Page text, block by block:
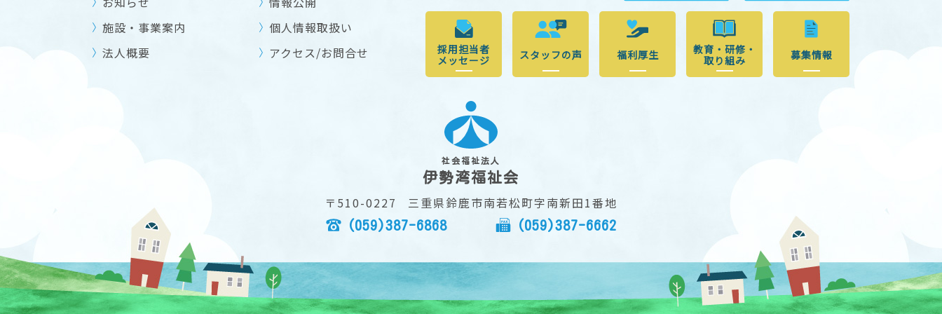
施設・事業案内
個人情報取扱い
法人概要
アクセス/お問合せ
採用担当者
メッセージ
スタッフの声 福利厚生
教育・研修・
取り組み
募集情報
社会福祉法人
伊勢湾福祉会
〒510-0227 三重県鈴鹿市南若松町字南新田1番地
(059)387-6868 (059)387-6662